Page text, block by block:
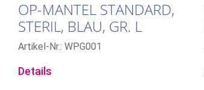
OP-MANTEL STANDARD,
STERIL, BLAU, GR. L
Artikel-Nr.: WPG001
Details